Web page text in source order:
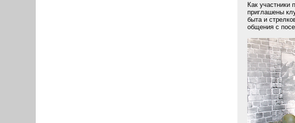
Как участники
приглашены
быта и
общения с